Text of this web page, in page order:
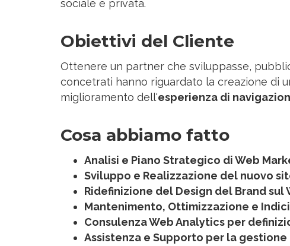
sociale e privata.
Obiettivi del Cliente
Ottenere un partner che sviluppasse,
concetrati hanno riguardato la creazione di
miglioramento dell'esperienza di
Cosa abbiamo fatto
Analisi e Piano Strategico di Web
Sviluppo e Realizzazione del nuovo
Ridefinizione del Design del Brand sul
Mantenimento, Ottimizzazione e
Consulenza Web Analytics per
Assistenza e Supporto per la gestione